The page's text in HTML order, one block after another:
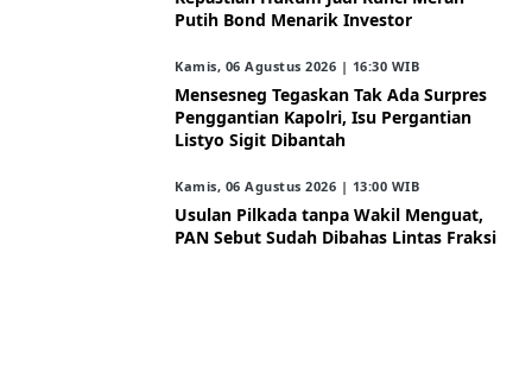
Putih Bond Menarik Investor
Kamis, 06 Agustus 2026 | 16:30 WIB
Mensesneg Tegaskan Tak Ada Surpres
Penggantian Kapolri, Isu Pergantian
Listyo Sigit Dibantah
Kamis, 06 Agustus 2026 | 13:00 WIB
Usulan Pilkada tanpa Wakil Menguat,
PAN Sebut Sudah Dibahas Lintas Fraksi